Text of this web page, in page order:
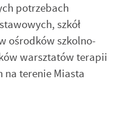
potrzebach
szkół
ośrodków szkolno-
warsztatów terapii
na terenie Miasta